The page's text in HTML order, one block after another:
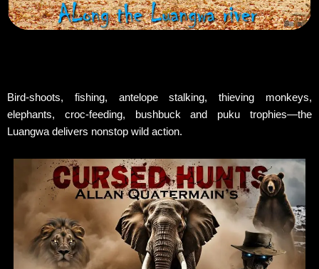
Bird-shoots, fishing, antelope stalking, thieving monkeys,
elephants, croc-feeding, bushbuck and puku trophies—the
Luangwa delivers nonstop wild action.